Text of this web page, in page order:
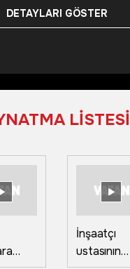
DETAYLARI GÖSTER
LİSTESİ
İnşaatçı
ustasının